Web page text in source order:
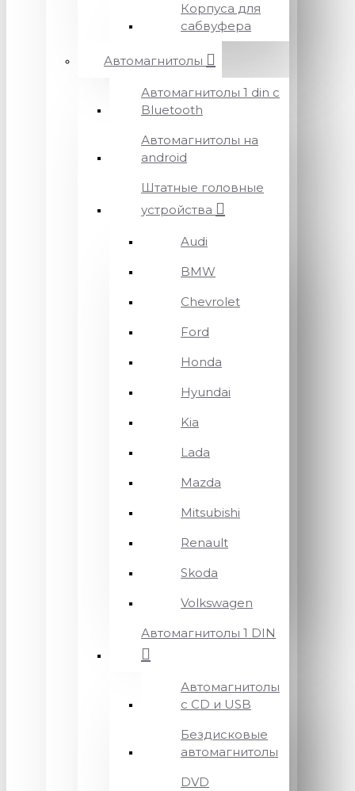
Корпуса для
сабвуфера
Автомагнитолы
Автомагнитолы 1 din с
Bluetooth
Автомагнитолы на
android
Штатные головные
устройства
Audi
BMW
Chevrolet
Ford
Honda
Hyundai
Kia
Lada
Mazda
Mitsubishi
Renault
Skoda
Volkswagen
Автомагнитолы 1 DIN
Автомагнитолы
с CD и USB
Бездисковые
автомагнитолы
DVD